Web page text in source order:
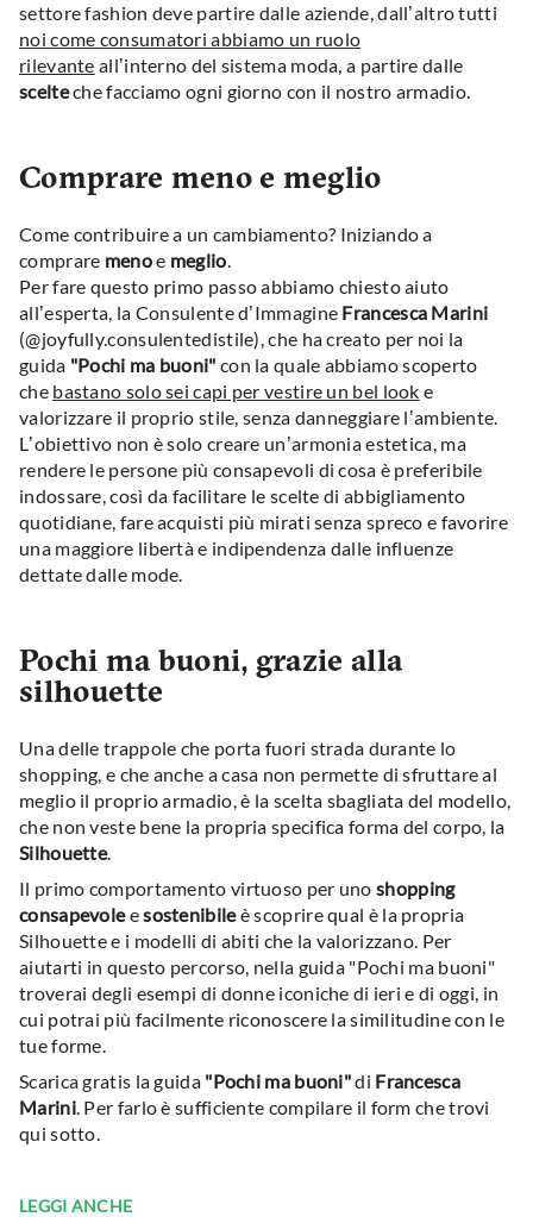
settore fashion deve partire dalle aziende, dall’altro tutti
noi come consumatori abbiamo un ruolo
rilevante all’interno del sistema moda, a partire dalle
scelteche facciamo ogni giorno con il nostro armadio.
Comprare meno e meglio
Come contribuire a un cambiamento? Iniziando a
comprare menoe meglio.
Per fare questo primo passo abbiamo chiesto aiuto
all’esperta, la Consulente d’Immagine Francesca Marini
(@joyfully.consulentedistile), che ha creato per noi la
guida "Pochi ma buoni" con la quale abbiamo scoperto
che bastano solo sei capi per vestire un bel look e
valorizzare il proprio stile, senza danneggiare l’ambiente.
L’obiettivo non è solo creare un’armonia estetica, ma
rendere le persone più consapevoli di cosa è preferibile
indossare, così da facilitare le scelte di abbigliamento
quotidiane, fare acquisti più mirati senza spreco e favorire
una maggiore libertà e indipendenza dalle influenze
dettate dalle mode.
Pochi ma buoni, grazie alla
silhouette
Una delle trappole che porta fuori strada durante lo
shopping, e che anche a casa non permette di sfruttare al
meglio il proprio armadio, è la scelta sbagliata del modello,
che non veste bene la propria specifica forma del corpo, la
Silhouette.
Il primo comportamento virtuoso per uno shopping
consapevoleesostenibileè scoprire qual è la propria
Silhouette e i modelli di abiti che la valorizzano. Per
aiutarti in questo percorso, nella guida "Pochi ma buoni"
troverai degli esempi di donne iconiche di ieri e di oggi, in
cui potrai più facilmente riconoscere la similitudine con le
tue forme.
Scarica gratis la guida "Pochi ma buoni"di Francesca
Marini. Per farlo è sufficiente compilare il form che trovi
qui sotto.
LEGGI ANCHE